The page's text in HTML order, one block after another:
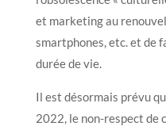
et marketing au
smartphones, etc. et de
durée de vie.
Il est désormais prévu
2022, le non-respect de